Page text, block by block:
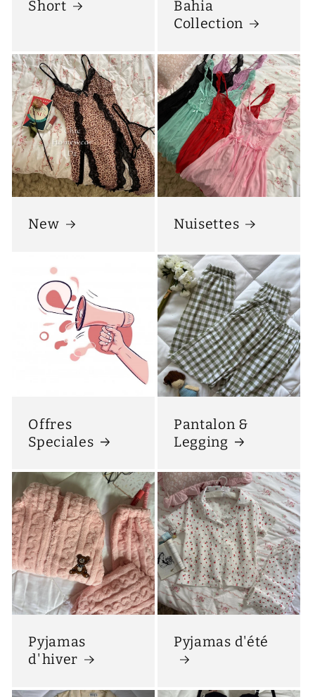
Short
Bahia
Collection
New Nuisettes
Offres
Speciales
Pantalon &
Legging
Pyjamas
d'hiver
Pyjamas d'été